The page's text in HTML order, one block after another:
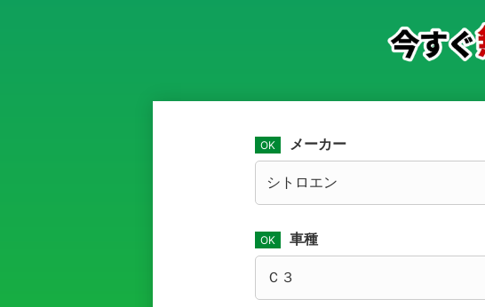
メーカー
車種